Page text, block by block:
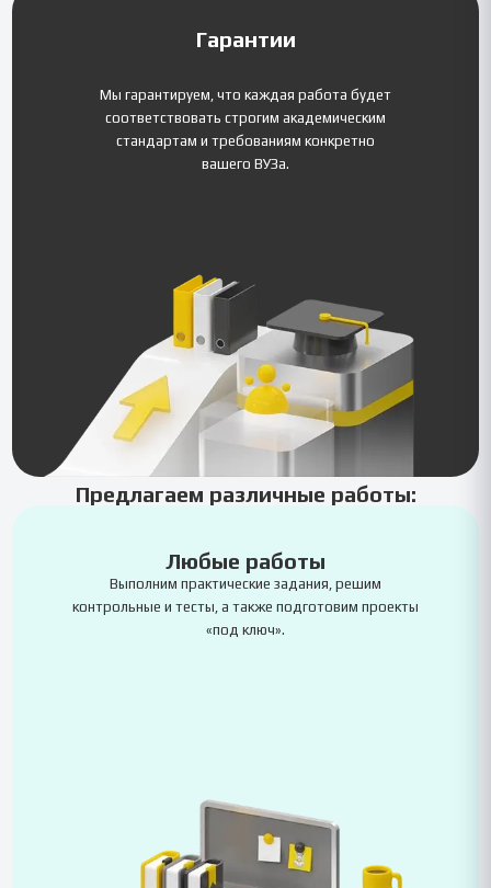
Гарантии
Мы гарантируем, что каждая работа будет
соответствовать строгим академическим
стандартам и требованиям конкретно
вашего ВУЗа.
Предлагаем различные работы:
Любые работы
Выполним практические задания, решим
контрольные и тесты, а также подготовим проекты
«под ключ».